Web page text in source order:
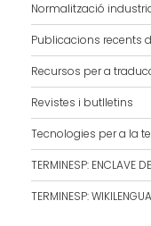
Normalització
Publicacions recents
Recursos per a
Revistes i butlletins
Tecnologies per a la
TERMINESP: ENCLAVE
TERMINESP: WIKILENGUA